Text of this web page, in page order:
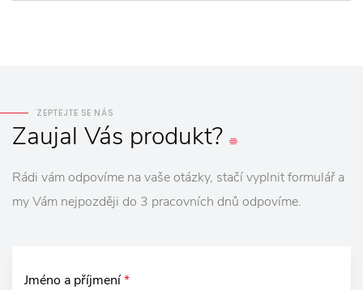
ZEPTEJTE SE NÁS
Zaujal Vás produkt?
Rádi vám odpovíme na vaše otázky, stačí vyplnit formulář a
my Vám nejpozději do 3 pracovních dnů odpovíme.
Jméno a příjmení*